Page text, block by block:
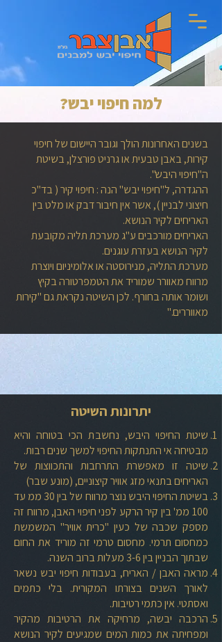
בשנים האחרונות הולך וגובר היישום של חיפוי
קירות, באבן טבעית או גרניט פורצלן, בשיטת
ה"חיפוי היבש".
ההגדרה, ל"חיפוי יבש" הנה : חיפוי קיר ( בד"כ
חיצוני לבניין ), אשר אין חיבור דבק או מלט בין
האריחים לקיר הנושא.
האריחים מורכבים ע"ג מערכת תליה מקובעת
לקיר הנושא בעזרת עוגנים.
מערכת התליה, מנירוסטה או אלומיניום ויוצרת
מרווח מאוורר שמוריד את הטמפרטורה בקיץ
ושומר אותה בחורף. לכן השיטה נקראת גם "קירות
מאווררים."
למה חיפוי יבש?
יתרונות השיטה​
שיטת החיפוי היבש, נחשבת הכי בטוחה והיא
מבטיחה אי התנתקות החיפוי למשך שנים רבות.
שיטה זו מאפשרת התרחבות והתכווצות של
האריחים בתנאי מזג אוויר קיצוניים, (מונע שבר)
בשיטת החיפוי היבש נוצר מרווח של בין 30 ממ עד
100 ממ' בין קיר הרקע לפני חיפוי האבן, מרווח זה
מספק שכבה של כעין "כרית אוויר" המשמשת
כמחסום תרמי. מחסום טרמי זה מוריד את החום
שבתוך הבניין בין 3-6 מעלות ברוב השנה.
מראה האבן / האריח, בעבודות חיפוי יבש נשאר
לאורך השנים בצורתו המקורית. בלי כתמים
ואסתטי. אין כתמי רטיבות.
הרכבה יבשה, מרחיקה את הרטיבות מהקיר
ומפחיתה את כמות המים שמגיעים לקיר הנושא